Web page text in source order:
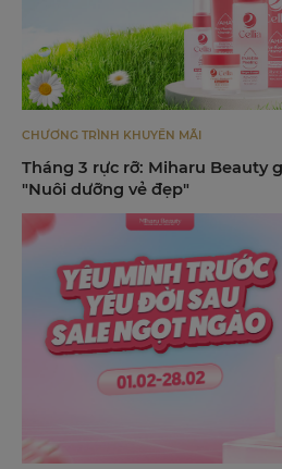
CHƯƠNG TRÌNH KHUYẾN MÃI
Tháng 3 rực rỡ: Miharu Beauty
"Nuôi dưỡng vẻ đẹp"